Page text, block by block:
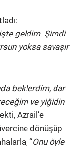
işte geldim. Şimdi
yoksa savaşır
beklerdim, dar
ve yiğidin
Azrail’e
dönüşüp
“Onu öyle